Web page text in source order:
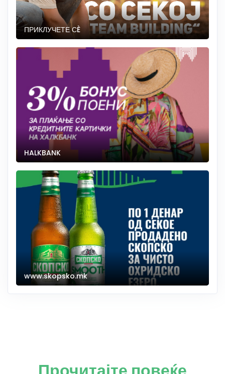
ПРИКЛУЧЕТЕ СÈ
HALKBANK
www.skopsko.mk